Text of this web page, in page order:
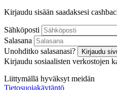
Kirjaudu sisään saadaksesi
Sähköposti
Salasana
Unohditko salasanasi?
Kirjaudu
Kirjaudu sosiaalisten verkostojen
Liittymällä hyväksyt meidän
Tietosuojakäytäntö